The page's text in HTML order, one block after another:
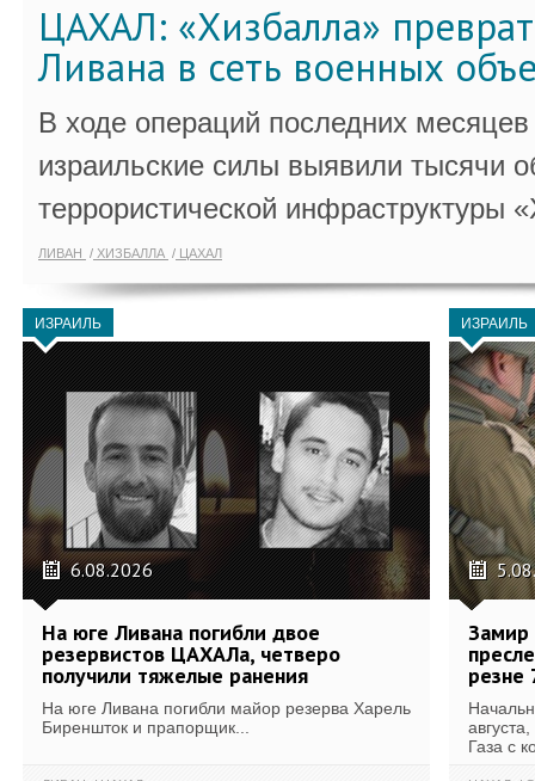
ЦАХАЛ: «Хизбалла»
Ливана в сеть военных
В ходе операций последних
израильские силы выявили тысячи
террористической инфраструктуры
ЛИВАН ХИЗБАЛЛА ЦАХАЛ
ИЗРАИЛЬ
6.08.2026
На юге Ливана погибли двое
резервистов ЦАХАЛа, четверо
получили тяжелые ранения
На юге Ливана погибли майор резерва Харель
Биреншток и прапорщик...
ИЗРАИЛЬ
Замир
резне
Газа с